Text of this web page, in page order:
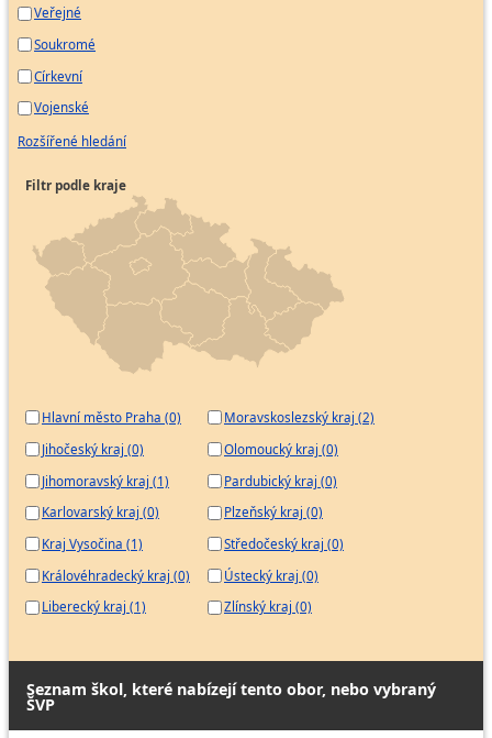
Veřejné
Soukromé
Církevní
Vojenské
Rozšířené hledání
Filtr podle kraje
Hlavní město Praha (0)
Jihočeský kraj (0)
Jihomoravský kraj (1)
Karlovarský kraj (0)
Kraj Vysočina (1)
Královéhradecký kraj (0)
Liberecký kraj (1)
Moravskoslezský kraj (2)
Olomoucký kraj (0)
Pardubický kraj (0)
Plzeňský kraj (0)
Středočeský kraj (0)
Ústecký kraj (0)
Zlínský kraj (0)
Seznam škol, které nabízejí tento obor, nebo vybraný
ŠVP